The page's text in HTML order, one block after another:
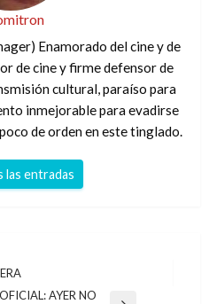
Enamorado del cine y de
de cine y firme defensor de
cultural, paraíso para
inmejorable para evadirse
de orden en este tinglado.
las entradas
AYER NO